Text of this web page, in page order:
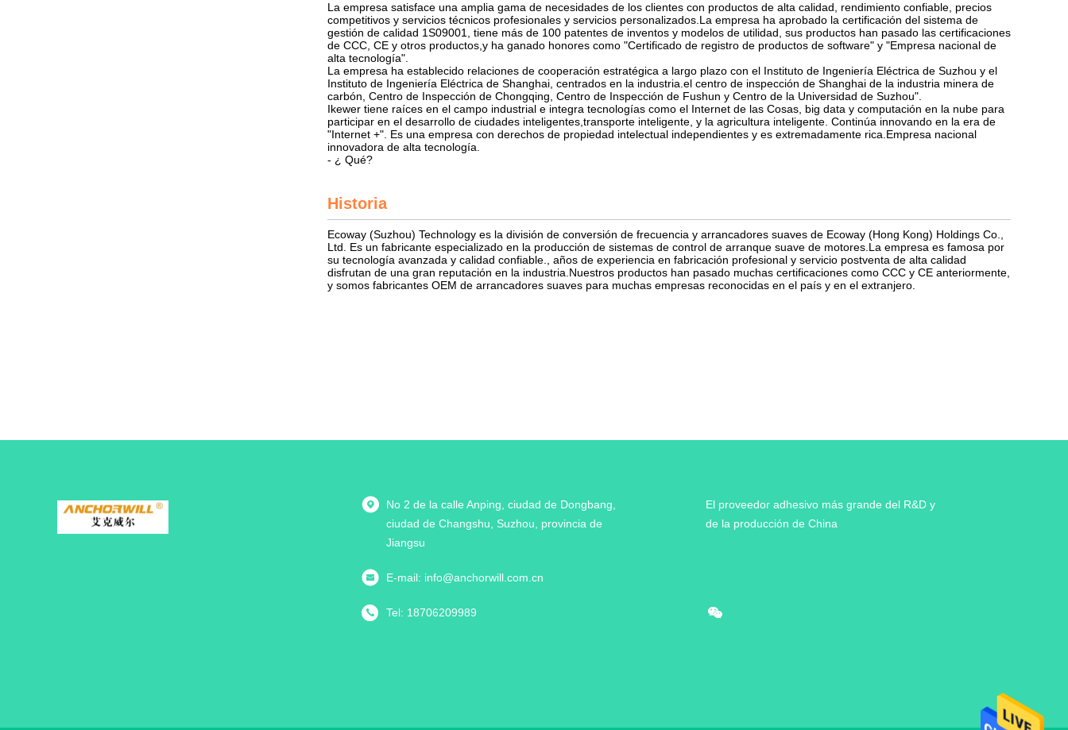
La empresa satisface una amplia gama de necesidades de los clientes con productos de alta calidad, rendimiento confiable, precios
competitivos y servicios técnicos profesionales y servicios personalizados.La empresa ha aprobado la certificación del sistema de
gestión de calidad 1S09001, tiene más de 100 patentes de inventos y modelos de utilidad, sus productos han pasado las certificaciones
de CCC, CE y otros productos,y ha ganado honores como "Certificado de registro de productos de software" y "Empresa nacional de
alta tecnología".
La empresa ha establecido relaciones de cooperación estratégica a largo plazo con el Instituto de Ingeniería Eléctrica de Suzhou y el
Instituto de Ingeniería Eléctrica de Shanghai, centrados en la industria.el centro de inspección de Shanghai de la industria minera de
carbón, Centro de Inspección de Chongqing, Centro de Inspección de Fushun y Centro de la Universidad de Suzhou".
Ikewer tiene raíces en el campo industrial e integra tecnologías como el Internet de las Cosas, big data y computación en la nube para
participar en el desarrollo de ciudades inteligentes,transporte inteligente, y la agricultura inteligente. Continúa innovando en la era de
"Internet +". Es una empresa con derechos de propiedad intelectual independientes y es extremadamente rica.Empresa nacional
innovadora de alta tecnología.
- ¿ Qué?
Historia
Ecoway (Suzhou) Technology es la división de conversión de frecuencia y arrancadores suaves de Ecoway (Hong Kong) Holdings Co.,
Ltd. Es un fabricante especializado en la producción de sistemas de control de arranque suave de motores.La empresa es famosa por
su tecnología avanzada y calidad confiable., años de experiencia en fabricación profesional y servicio postventa de alta calidad
disfrutan de una gran reputación en la industria.Nuestros productos han pasado muchas certificaciones como CCC y CE anteriormente,
y somos fabricantes OEM de arrancadores suaves para muchas empresas reconocidas en el país y en el extranjero.
No 2 de la calle Anping, ciudad de Dongbang,
ciudad de Changshu, Suzhou, provincia de
Jiangsu
E-mail: info@anchorwill.com.cn
Tel: 18706209989
El proveedor adhesivo más grande del R&D y
de la producción de China